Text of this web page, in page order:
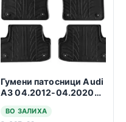
Гумени патосници Audi
A3 04.2012-04.2020
ВО ЗАЛИХА